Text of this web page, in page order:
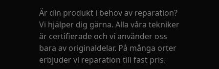
Är din produkt i behov av reparation?
Vi hjälper dig gärna. Alla våra tekniker
är certifierade och vi använder oss
bara av originaldelar. På många orter
erbjuder vi reparation till fast pris.